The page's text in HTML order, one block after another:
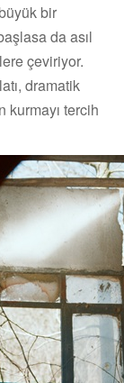
bir
da asıl
çeviriyor.
dramatik
kurmayı tercih